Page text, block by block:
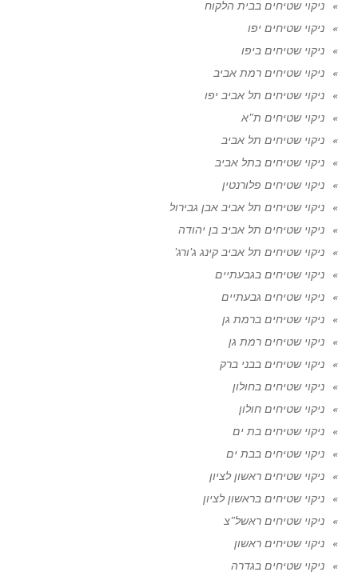
ניקוי שטיחים בבית הלקוח
ניקוי שטיחים יפו
ניקוי שטיחים ביפו
ניקוי שטיחים רמת אביב
ניקוי שטיחים תל אביב יפו
ניקוי שטיחים ת"א
ניקוי שטיחים תל אביב
ניקוי שטיחים בתל אביב
ניקוי שטיחים פלורנטין
ניקוי שטיחים תל אביב אבן גבירול
ניקוי שטיחים תל אביב בן יהודה
ניקוי שטיחים תל אביב קינג ג'ורג'
ניקוי שטיחים בגבעתיים
ניקוי שטיחים גבעתיים
ניקוי שטיחים ברמת גן
ניקוי שטיחים רמת גן
ניקוי שטיחים בבני ברק
ניקוי שטיחים בחולון
ניקוי שטיחים חולון
ניקוי שטיחים בת ים
ניקוי שטיחים בבת ים
ניקוי שטיחים ראשון לציון
ניקוי שטיחים בראשון לציון
ניקוי שטיחים ראשל"צ
ניקוי שטיחים ראשון
ניקוי שטיחים בגדרה